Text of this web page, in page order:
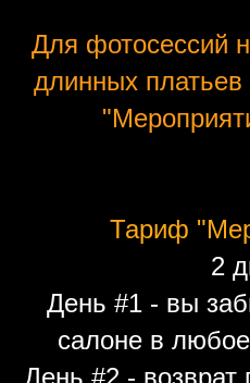
Для фотосессий
длинных платьев
Тариф
2
День #1 - вы
салоне в